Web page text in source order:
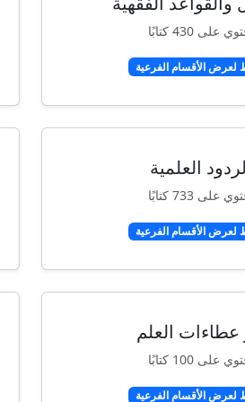
على 430 كتابًا
لعرض الأقسام الفرعية
العلمية
على 733 كتابًا
لعرض الأقسام الفرعية
عطاءات العلم
على 100 كتابًا
لعرض الأقسام الفرعية